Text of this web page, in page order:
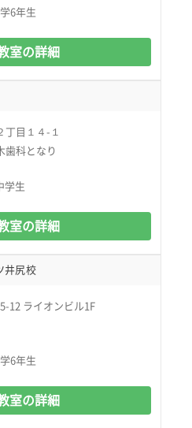
6年生
室の詳細
丁目１４-１
科となり
学生
室の詳細
井尻校
12 ライオンビル1F
6年生
室の詳細